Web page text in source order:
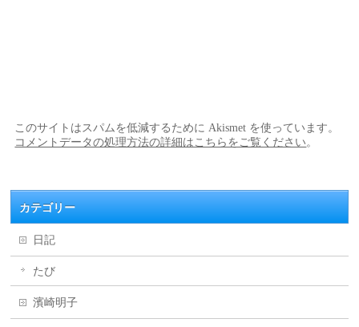
このサイトはスパムを低減するために Akismet を使っています。
コメントデータの処理方法の詳細はこちらをご覧ください。
カテゴリー
日記
たび
濱崎明子